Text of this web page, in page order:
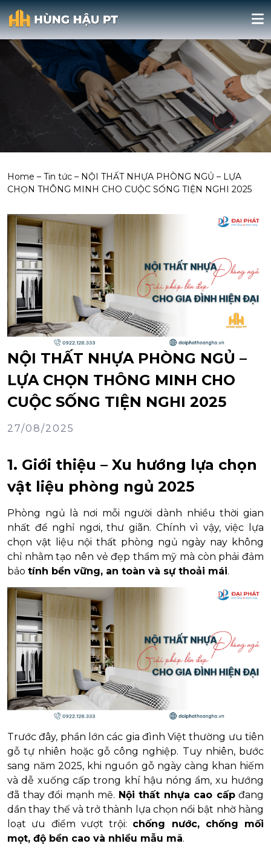
Home – Tin tức – NỘI THẤT NHỰA PHÒNG NGỦ – LỰA
CHỌN THÔNG MINH CHO CUỘC SỐNG TIỆN NGHI 2025
NỘI THẤT NHỰA PHÒNG NGỦ –
LỰA CHỌN THÔNG MINH CHO
CUỘC SỐNG TIỆN NGHI 2025
27/08/2025
1. Giới thiệu – Xu hướng lựa chọn
vật liệu phòng ngủ 2025
Phòng ngủ là nơi mỗi người dành nhiều thời gian
nhất để nghỉ ngơi, thư giãn. Chính vì vậy, việc lựa
chọn vật liệu nội thất phòng ngủ ngày nay không
chỉ nhằm tạo nên vẻ đẹp thẩm mỹ mà còn phải đảm
bảo tính bền vững, an toàn và sự thoải mái.
Trước đây, phần lớn các gia đình Việt thường ưu tiên
gỗ tự nhiên hoặc gỗ công nghiệp. Tuy nhiên, bước
sang năm 2025, khi nguồn gỗ ngày càng khan hiếm
và dễ xuống cấp trong khí hậu nóng ẩm, xu hướng
đã thay đổi mạnh mẽ. Nội thất nhựa cao cấpđang
dần thay thế và trở thành lựa chọn nổi bật nhờ hàng
loạt ưu điểm vượt trội: chống nước, chống mối
mọt, độ bền cao và nhiều mẫu mã.